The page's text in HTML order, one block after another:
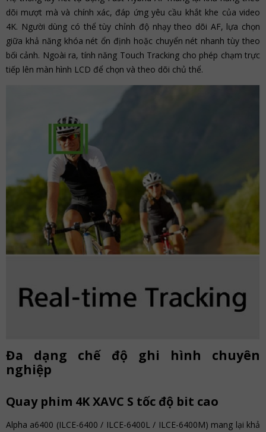
dõi mượt mà và chính xác, đáp ứng yêu cầu khắt khe của video
4K. Người dùng có thể tùy chỉnh độ nhạy theo dõi AF, lựa chọn
giữa khả năng khóa nét ổn định hoặc chuyển nét nhanh tùy theo
bối cảnh. Ngoài ra, tính năng Touch Tracking cho phép chạm trực
tiếp lên màn hình LCD để chọn và theo dõi chủ thể.
Đa dạng chế độ ghi hình chuyên
nghiệp
Quay phim 4K XAVC S tốc độ bit cao
Alpha a6400 (ILCE-6400 / ILCE-6400L / ILCE-6400M) mang lại khả